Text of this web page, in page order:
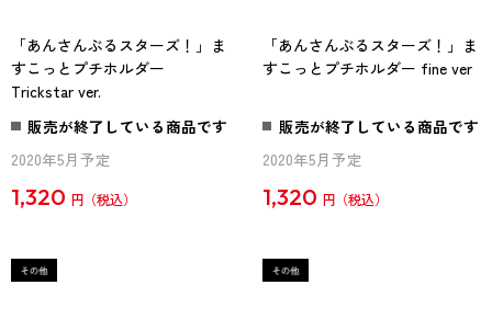
「あんさんぶるスターズ！」ま
すこっとプチホルダー
Trickstar ver.
販売が終了している商品です
2020年5月予定
1,320 円
「あんさんぶるスターズ！」ま
すこっとプチホルダー fine ver
販売が終了している商品です
2020年5月予定
1,320 円